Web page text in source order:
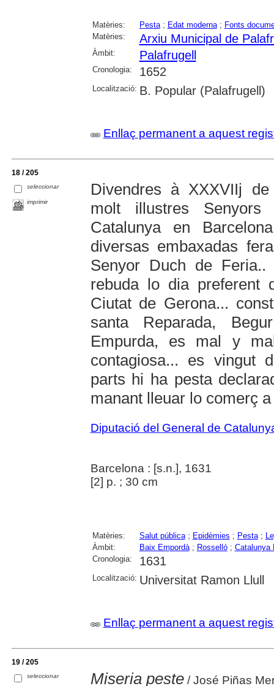
Matèries: Pesta; Edat moderna; Fonts
Matèries:
Arxiu Municipal de
Àmbit: Palafrugell
Cronologia: 1652
Localització: B. Popular (Palafrugell)
Enllaç permanent a aquest
18 / 205
seleccionar
imprimir
Divendres à XXXVIIj
molt illustres
Catalunya en
diversas embaxadas
Senyor Duch de
rebuda lo dia preferent
Ciutat de Gerona...
santa Reparada,
Empurda, es mal y
contagiosa... es vingut
parts hi ha pesta
manant lleuar lo comerç
Diputació del General de
Barcelona : [s.n.], 1631
[2] p. ; 30 cm
Matèries: Salut pública; Epidèmies ; Pesta;
Àmbit:
Baix Empordà; Rosselló; Catalunya
Cronologia:
1631
Localització: Universitat Ramon Llull
Enllaç permanent a aquest
19 / 205
seleccionar Miseria peste/ José Piñas